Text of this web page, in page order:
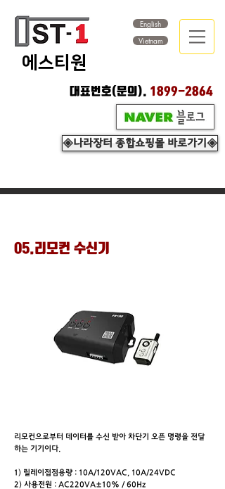
​에스티원
English
Vietnam
대표번호(문의). 1899-2864
◈나라장터 종합쇼핑몰 바로가기◈
05.리모컨 수신기
리모컨으로부터 데이터를 수신 받아 차단기 오픈 명령을 전달
하는 기기이다.
1) 릴레이접점용량 : 10A/120VAC, 10A/24VDC
2) 사용전원 : AC220VA±10% / 60Hz